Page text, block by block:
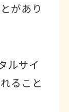
があり
ルサイ
ること